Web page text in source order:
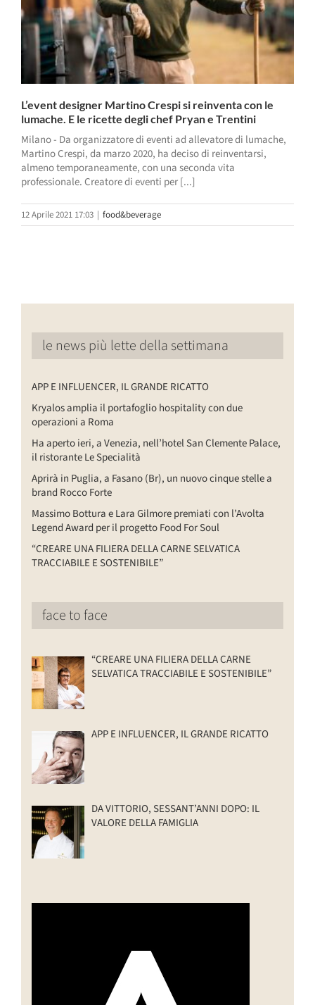
L’event designer Martino Crespi si reinventa con le
lumache. E le ricette degli chef Pryan e Trentini
Milano - Da organizzatore di eventi ad allevatore di lumache,
Martino Crespi, da marzo 2020, ha deciso di reinventarsi,
almeno temporaneamente, con una seconda vita
professionale. Creatore di eventi per [...]
12 Aprile 2021 17:03 | food&beverage
le news più lette della settimana
APP E INFLUENCER, IL GRANDE RICATTO
Kryalos amplia il portafoglio hospitality con due
operazioni a Roma
Ha aperto ieri, a Venezia, nell’hotel San Clemente Palace,
il ristorante Le Specialità
Aprirà in Puglia, a Fasano (Br), un nuovo cinque stelle a
brand Rocco Forte
Massimo Bottura e Lara Gilmore premiati con l’Avolta
Legend Award per il progetto Food For Soul
“CREARE UNA FILIERA DELLA CARNE SELVATICA
TRACCIABILE E SOSTENIBILE”
face to face
“CREARE UNA FILIERA DELLA CARNE
SELVATICA TRACCIABILE E SOSTENIBILE”
APP E INFLUENCER, IL GRANDE RICATTO
DA VITTORIO, SESSANT’ANNI DOPO: IL
VALORE DELLA FAMIGLIA